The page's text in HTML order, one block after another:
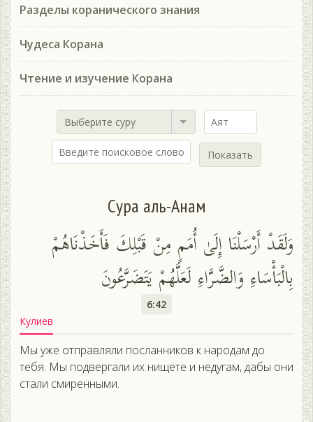
Разделы коранического знания
Чудеса Корана
Чтение и изучение Корана
Выберите суру
Показать
Сура аль-Анам
وَلَقَدْ أَرْسَلْنَا إِلَىٰ أُمَمٍ مِنْ قَبْلِكَ فَأَخَذْنَاهُمْ
بِالْبَأْسَاءِ وَالضَّرَّاءِ لَعَلَّهُمْ يَتَضَرَّعُونَ
6:42
Кулиев
Мы уже отправляли посланников к народам до
тебя. Мы подвергали их нищете и недугам, дабы они
стали смиренными.